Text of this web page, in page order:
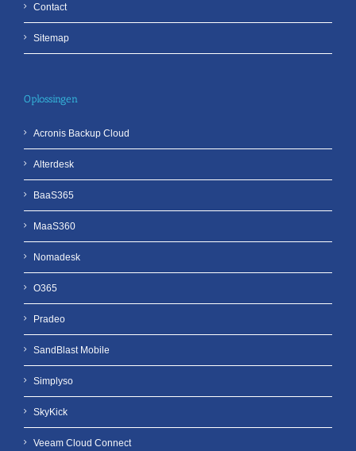
Contact
Sitemap
Oplossingen
Acronis Backup Cloud
Alterdesk
BaaS365
MaaS360
Nomadesk
O365
Pradeo
SandBlast Mobile
Simplyso
SkyKick
Veeam Cloud Connect